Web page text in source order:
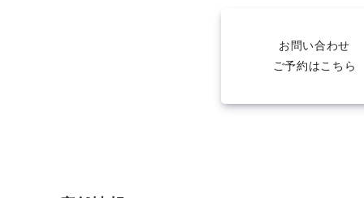
お問い合わせ
ご予約はこちら